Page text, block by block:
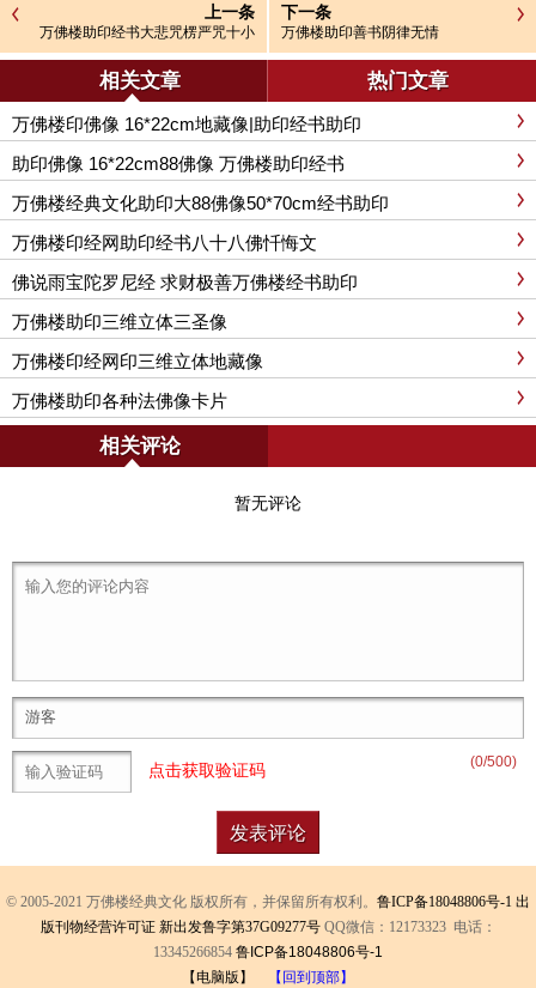
上一条
万佛楼助印经书大悲咒楞严咒十小
咒合刊
下一条
万佛楼助印善书阴律无情
相关文章 热门文章
万佛楼印佛像 16*22cm地藏像|助印经书助印
助印佛像 16*22cm88佛像 万佛楼助印经书
万佛楼经典文化助印大88佛像50*70cm经书助印
万佛楼印经网助印经书八十八佛忏悔文
佛说雨宝陀罗尼经 求财极善万佛楼经书助印
万佛楼助印三维立体三圣像
万佛楼印经网印三维立体地藏像
万佛楼助印各种法佛像卡片
相关评论
暂无评论
(0/500)
点击获取验证码
© 2005-2021 万佛楼经典文化 版权所有，并保留所有权利。 鲁ICP备18048806号-1 出
版刊物经营许可证 新出发鲁字第37G09277号 QQ微信：12173323 电话：
13345266854 鲁ICP备18048806号-1
【电脑版】
【回到顶部】